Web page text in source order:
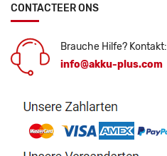
CONTACTEER ONS
Brauche Hilfe? Kontakt:
info@akku-plus.com